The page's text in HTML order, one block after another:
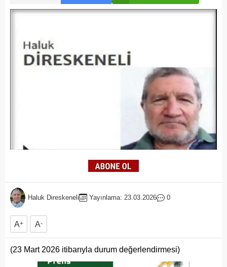
Haluk Direskeneli Yayınlama: 23.03.2026 0
A+ A-
(23 Mart 2026 itibarıyla durum değerlendirmesi)